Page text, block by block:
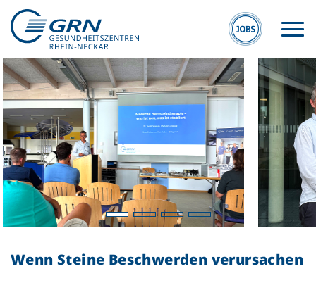
GRN
Der Verbund
Medizinische
Wenn Steine Beschwerden verursachen